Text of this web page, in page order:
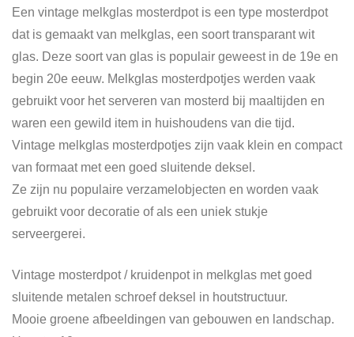
Een vintage melkglas mosterdpot is een type mosterdpot
dat is gemaakt van melkglas, een soort transparant wit
glas. Deze soort van glas is populair geweest in de 19e en
begin 20e eeuw. Melkglas mosterdpotjes werden vaak
gebruikt voor het serveren van mosterd bij maaltijden en
waren een gewild item in huishoudens van die tijd.
Vintage melkglas mosterdpotjes zijn vaak klein en compact
van formaat met een goed sluitende deksel.
Ze zijn nu populaire verzamelobjecten en worden vaak
gebruikt voor decoratie of als een uniek stukje
serveergerei.
Vintage mosterdpot / kruidenpot in melkglas met goed
sluitende metalen schroef deksel in houtstructuur.
Mooie groene afbeeldingen van gebouwen en landschap.